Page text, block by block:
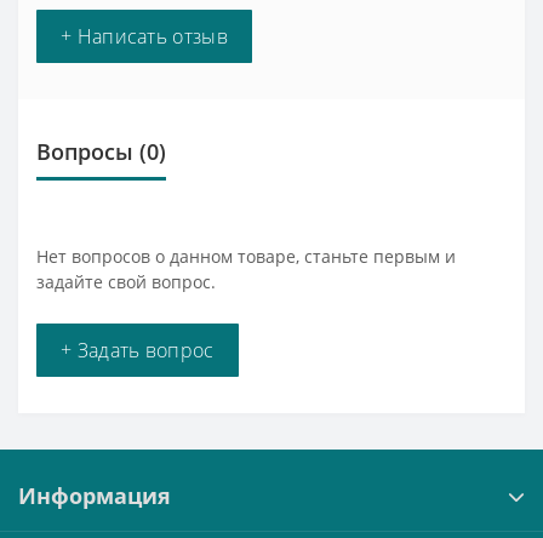
+ Написать отзыв
Вопросы (0)
Нет вопросов о данном товаре, станьте первым и
задайте свой вопрос.
+ Задать вопрос
Информация